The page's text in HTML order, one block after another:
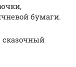
бумаги.